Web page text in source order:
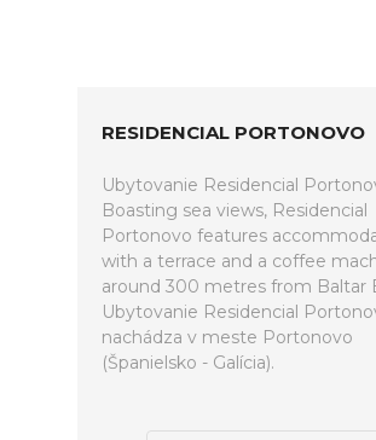
RESIDENCIAL PORTONOVO
Ubytovanie Residencial
Boasting sea views, Residencial
Portonovo features
with a terrace and a coffee
around 300 metres from Baltar
Ubytovanie Residencial
nachádza v meste Portonovo
(Španielsko - Galícia).